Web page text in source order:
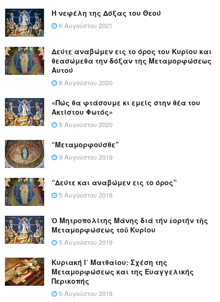
Η νεφέλη της Δόξας του Θεού
6 Αυγούστου 2021
Δεύτε αναβώμεν εις το όρος του Κυρίου και
θεασώμεθα την δόξαν της Μεταμορφώσεως
Αυτού
6 Αυγούστου 2020
«Πώς θα φτάσουμε κι εμείς στην θέα του
Ακτίστου Φωτός»
5 Αυγούστου 2020
“Μεταμορφούσθε”
9 Αυγούστου 2019
“Δεύτε και αναβώμεν εις το όρος”
5 Αυγούστου 2019
Ὁ Μητροπολίτης Μάνης διά τήν ἑορτήν τῆς
Μεταμορφώσεως τοῦ Κυρίου
5 Αυγούστου 2019
Κυριακή Ι´ Ματθαίου: Σχέση της
Μεταμορφώσεως και της Ευαγγελικής
Περικοπής
5 Αυγούστου 2018